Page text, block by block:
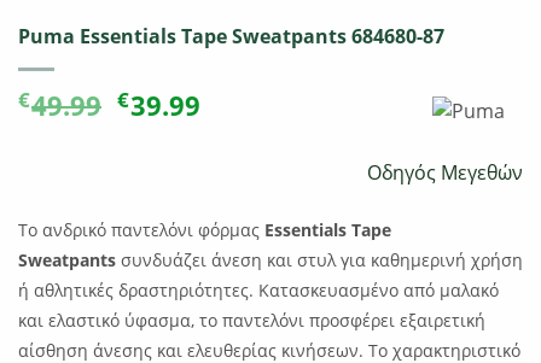
Puma Essentials Tape Sweatpants 684680-87
€49.99 Original
€39.99Η
€39.99.
Οδηγός Μεγεθών
Το ανδρικό παντελόνι φόρμας Essentials Tape
Sweatpants συνδυάζει άνεση και στυλ για καθημερινή χρήση
ή αθλητικές δραστηριότητες. Κατασκευασμένο από μαλακό
και ελαστικό ύφασμα, το παντελόνι προσφέρει εξαιρετική
αίσθηση άνεσης και ελευθερίας κινήσεων. Το χαρακτηριστικό